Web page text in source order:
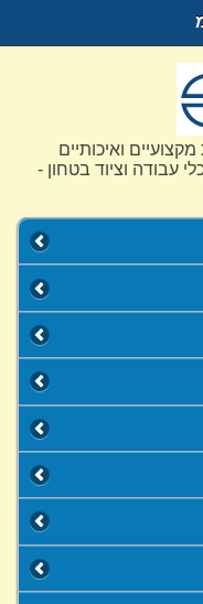
ואיכותיים
עבודה וציוד בטחון -